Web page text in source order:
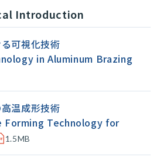
Introduction
可視化技術
in Aluminum Brazing
温成形技術
Forming Technology for
1.5MB